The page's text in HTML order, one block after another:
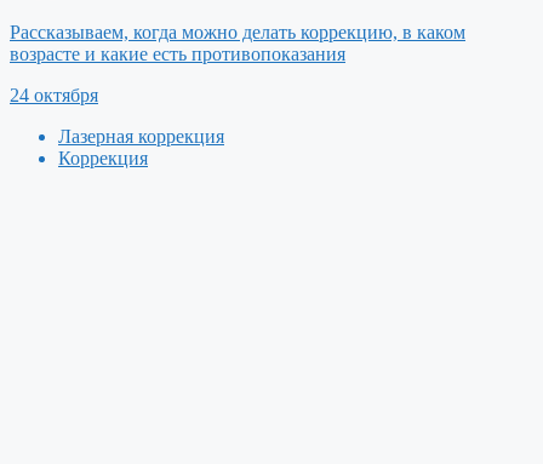
Рассказываем, когда можно делать коррекцию, в каком
возрасте и какие есть противопоказания
24 октября
Лазерная коррекция
Коррекция